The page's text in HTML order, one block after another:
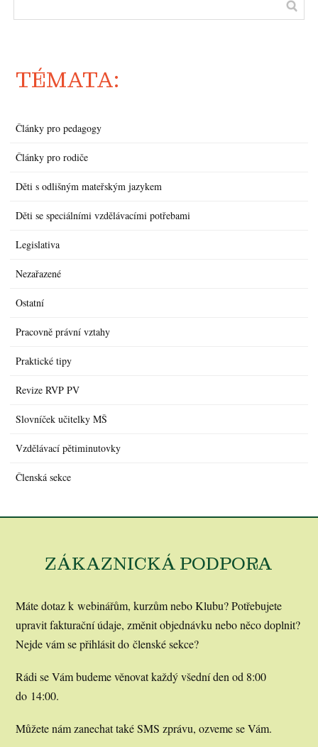
TÉMATA:
Články pro pedagogy
Články pro rodiče
Děti s odlišným mateřským jazykem
Děti se speciálními vzdělávacími potřebami
Legislativa
Nezařazené
Ostatní
Pracovně právní vztahy
Praktické tipy
Revize RVP PV
Slovníček učitelky MŠ
Vzdělávací pětiminutovky
Členská sekce
ZÁKAZNICKÁ PODPORA
Máte dotaz k webinářům, kurzům nebo Klubu? Potřebujete
upravit fakturační údaje, změnit objednávku nebo něco doplnit?
Nejde vám se přihlásit do členské sekce?
Rádi se Vám budeme věnovat každý všední den od 8:00
do 14:00.
Můžete nám zanechat také SMS zprávu, ozveme se Vám.